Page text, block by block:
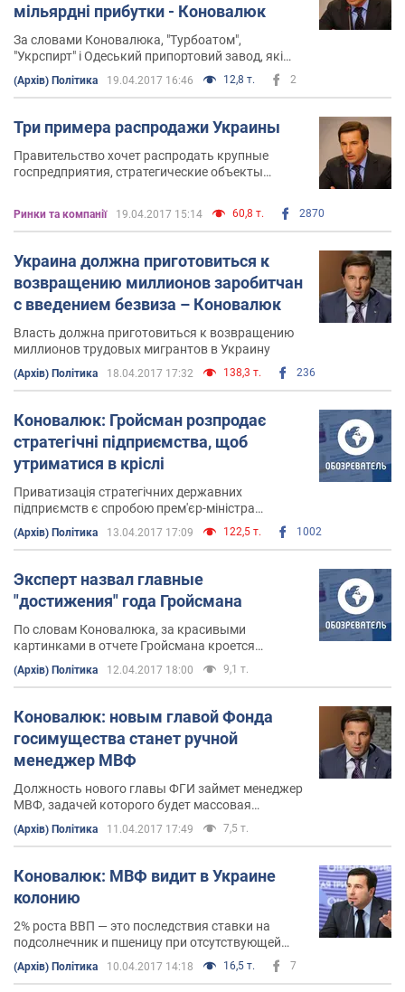
мільярдні прибутки - Коновалюк
За словами Коновалюка, "Турбоатом",
"Укрспирт" і Одеський припортовий завод, які
влада планує приватизувати в першу чергу,
можуть приносити країні мільярдні прибутки
(Архів) Політика 19.04.2017 16:46 12,8 т. 2
Три примера распродажи Украины
Правительство хочет распродать крупные
госпредприятия, стратегические объекты
Ринки та компанії 19.04.2017 15:14 60,8 т. 2870
Украина должна приготовиться к
возвращению миллионов заробитчан
с введением безвиза – Коновалюк
Власть должна приготовиться к возвращению
миллионов трудовых мигрантов в Украину
(Архів) Політика 18.04.2017 17:32 138,3 т. 236
Коновалюк: Гройсман розпродає
стратегічні підприємства, щоб
утриматися в кріслі
Приватизація стратегічних державних
підприємств є спробою прем'єр-міністра
Гройсмана тимчасово призупинити падіння
економіки і відстрочити відставку уряду
(Архів) Політика 13.04.2017 17:09 122,5 т. 1002
Эксперт назвал главные
"достижения" года Гройсмана
По словам Коновалюка, за красивыми
картинками в отчете Гройсмана кроется
непрофессионализм, коррупция и плохое
качество работы
(Архів) Політика 12.04.2017 18:00 9,1 т.
Коновалюк: новым главой Фонда
госимущества станет ручной
менеджер МВФ
Должность нового главы ФГИ займет менеджер
МВФ, задачей которого будет массовая
распродажа украинских предприятий
(Архів) Політика 11.04.2017 17:49 7,5 т.
Коновалюк: МВФ видит в Украине
колонию
2% роста ВВП — это последствия ставки на
подсолнечник и пшеницу при отсутствующей
поддержке промышленности.
(Архів) Політика 10.04.2017 14:18 16,5 т. 7